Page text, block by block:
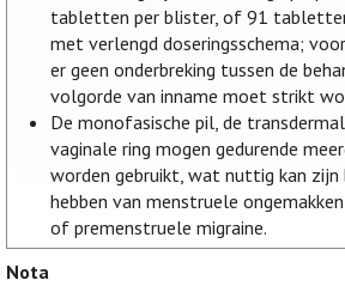
tabletten per blister, of 91
met verlengd doseringsschema;
er geen onderbreking tussen de
volgorde van inname moet strikt
De monofasische pil, de
vaginale ring mogen gedurende
worden gebruikt, wat nuttig kan
hebben van menstruele
of premenstruele migraine.
Nota